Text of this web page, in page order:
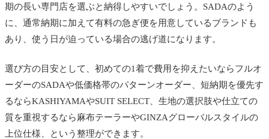
期の長い専門店を選ぶと納得しやすいでしょう。SADAのよう
に、通常納期に加えて有料の急ぎ便を用意しているブランドも
あり、使う日が迫っている場合の逃げ道になります。
選び方の目安として、初めての1着で費用を抑えたいならフルオ
ーダーのSADAや低価格帯のパターンオーダー、短納期を優先す
るならKASHIYAMAやSUIT SELECT、生地の選択肢や仕立ての
質を重視するなら麻布テーラーやGINZAグローバルスタイルの
上位仕様、という整理ができます。